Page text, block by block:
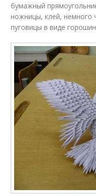
бумажный
ножницы, клей, немного
пуговицы в виде